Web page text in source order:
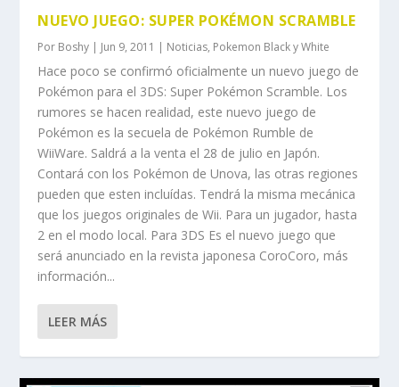
NUEVO JUEGO: SUPER POKÉMON SCRAMBLE
Por Boshy | Jun 9, 2011 | Noticias, Pokemon Black y White
Hace poco se confirmó oficialmente un nuevo juego de
Pokémon para el 3DS: Super Pokémon Scramble. Los
rumores se hacen realidad, este nuevo juego de
Pokémon es la secuela de Pokémon Rumble de
WiiWare. Saldrá a la venta el 28 de julio en Japón.
Contará con los Pokémon de Unova, las otras regiones
pueden que esten incluídas. Tendrá la misma mecánica
que los juegos originales de Wii. Para un jugador, hasta
2 en el modo local. Para 3DS Es el nuevo juego que
será anunciado en la revista japonesa CoroCoro, más
información...
LEER MÁS